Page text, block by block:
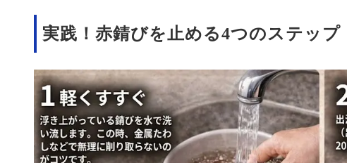
実践！赤錆びを止める4つのステップ